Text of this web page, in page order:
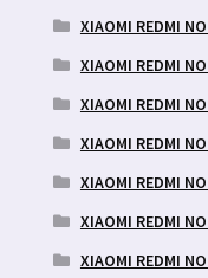
XIAOMI REDMI
XIAOMI REDMI
XIAOMI REDMI
XIAOMI REDMI
XIAOMI REDMI
XIAOMI REDMI
XIAOMI REDMI